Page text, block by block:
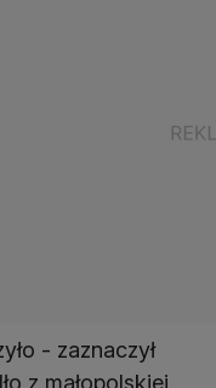
- zaznaczył
z małopolskiej